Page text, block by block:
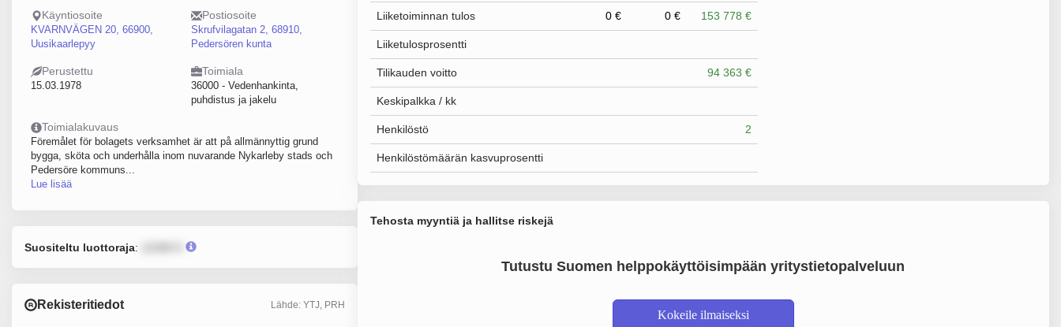
Käyntiosoite
KVARNVÄGEN 20, 66900,
Uusikaarlepyy
Postiosoite
Skrufvilagatan 2, 68910,
Pedersören kunta
Perustettu
15.03.1978
Toimiala
36000 - Vedenhankinta,
puhdistus ja jakelu
Toimialakuvaus
Föremålet för bolagets verksamhet är att på allmännyttig grund
bygga, sköta och underhålla inom nuvarande Nykarleby stads och
Pedersöre kommuns...
Lue lisää
Suositeltu luottoraja:
Rekisteritiedot Lähde: YTJ, PRH
Liiketoiminnan tulos 0 € 0 € 153 778 €
Liiketulosprosentti
Tilikauden voitto 94 363 €
Keskipalkka / kk
Henkilöstö 2
Henkilöstömäärän kasvuprosentti
Tehosta myyntiä ja hallitse riskejä
Tutustu Suomen helppokäyttöisimpään yritystietopalveluun
Kokeile ilmaiseksi